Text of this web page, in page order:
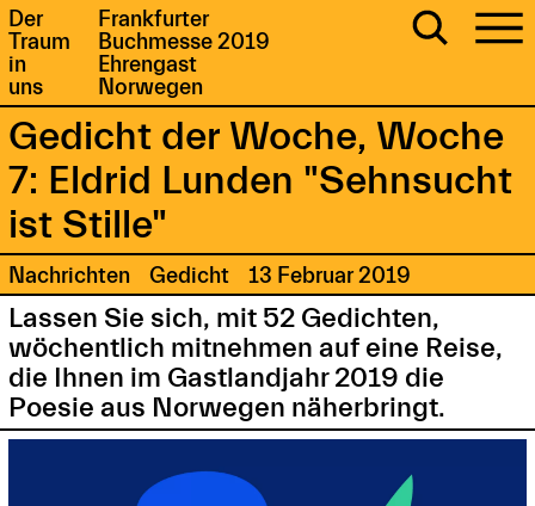
Der
Traum
in
uns
Frankfurter
Buchmesse 2019
Ehrengast
Norwegen
Gedicht der Woche, Woche
7: Eldrid Lunden "Sehnsucht
ist Stille"
Nachrichten Gedicht 13 Februar 2019
Lassen Sie sich, mit 52 Gedichten,
wöchentlich mitnehmen auf eine Reise,
die Ihnen im Gastlandjahr 2019 die
Poesie aus Norwegen näherbringt.